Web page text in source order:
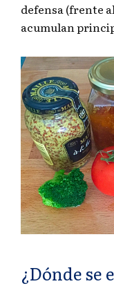
defensa (frente
acumulan
¿Dónde se